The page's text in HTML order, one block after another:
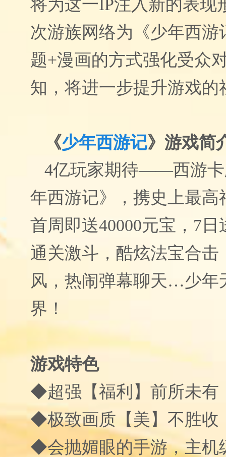
将为这一IP注入新的表现
次游族网络为《少年西游
题+漫画的方式强化受众
知，将进一步提升游戏的
《少年西游记》游戏简
4亿玩家期待——西游卡
年西游记》，携史上最高
首周即送40000元宝，7
通关激斗，酷炫法宝合击
风，热闹弹幕聊天…少年
界！
游戏特色
◆超强【福利】前所未有
◆极致画质【美】不胜收
◆会抛媚眼的手游，主机